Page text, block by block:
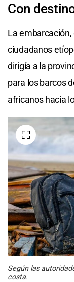
Con
La
ciudadanos
dirigía a la
para los barcos
africanos hacia
Según las
costa.